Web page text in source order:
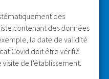
des
contenant des données
la date de validité
Covid doit être vérifié
de l'établissement.